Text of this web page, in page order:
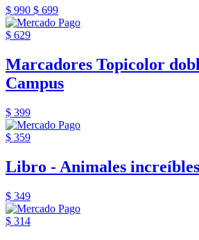
$ 990 $ 699
$ 629
Marcadores Topicolor
Campus
$ 399
$ 359
Libro - Animales increíbles
$ 349
$ 314